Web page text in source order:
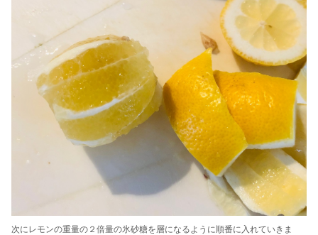
次にレモンの重量の２倍量の氷砂糖を層になるように順番に入れていきま